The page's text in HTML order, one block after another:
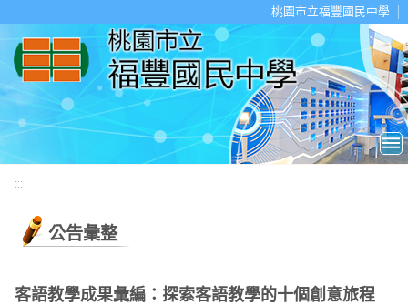
桃園市立福豐國民中學
:::
公告彙整
客語教學成果彙編：探索客語教學的十個創意旅程